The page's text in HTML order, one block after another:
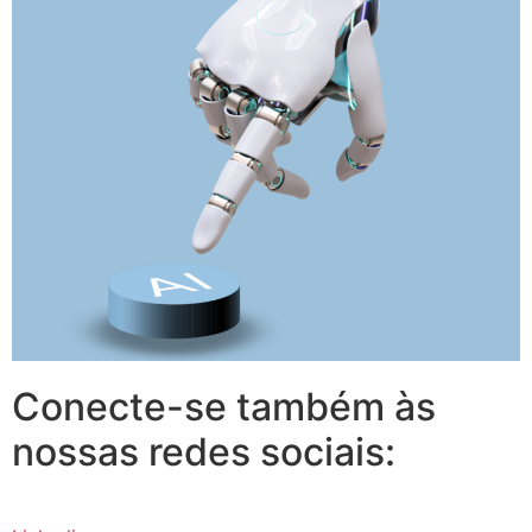
Conecte-se também às
nossas redes sociais: